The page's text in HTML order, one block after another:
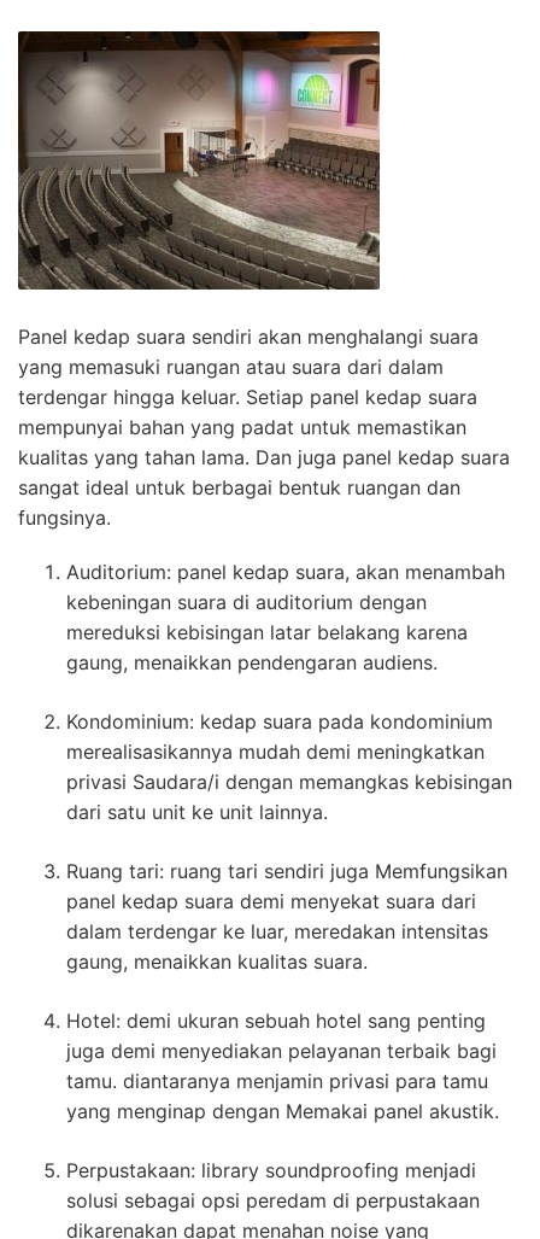
Panel kedap suara sendiri akan menghalangi suara
yang memasuki ruangan atau suara dari dalam
terdengar hingga keluar. Setiap panel kedap suara
mempunyai bahan yang padat untuk memastikan
kualitas yang tahan lama. Dan juga panel kedap suara
sangat ideal untuk berbagai bentuk ruangan dan
fungsinya.
Auditorium: panel kedap suara, akan menambah
kebeningan suara di auditorium dengan
mereduksi kebisingan latar belakang karena
gaung, menaikkan pendengaran audiens.
Kondominium: kedap suara pada kondominium
merealisasikannya mudah demi meningkatkan
privasi Saudara/i dengan memangkas kebisingan
dari satu unit ke unit lainnya.
Ruang tari: ruang tari sendiri juga Memfungsikan
panel kedap suara demi menyekat suara dari
dalam terdengar ke luar, meredakan intensitas
gaung, menaikkan kualitas suara.
Hotel: demi ukuran sebuah hotel sang penting
juga demi menyediakan pelayanan terbaik bagi
tamu. diantaranya menjamin privasi para tamu
yang menginap dengan Memakai panel akustik.
Perpustakaan: library soundproofing menjadi
solusi sebagai opsi peredam di perpustakaan
dikarenakan dapat menahan noise yang